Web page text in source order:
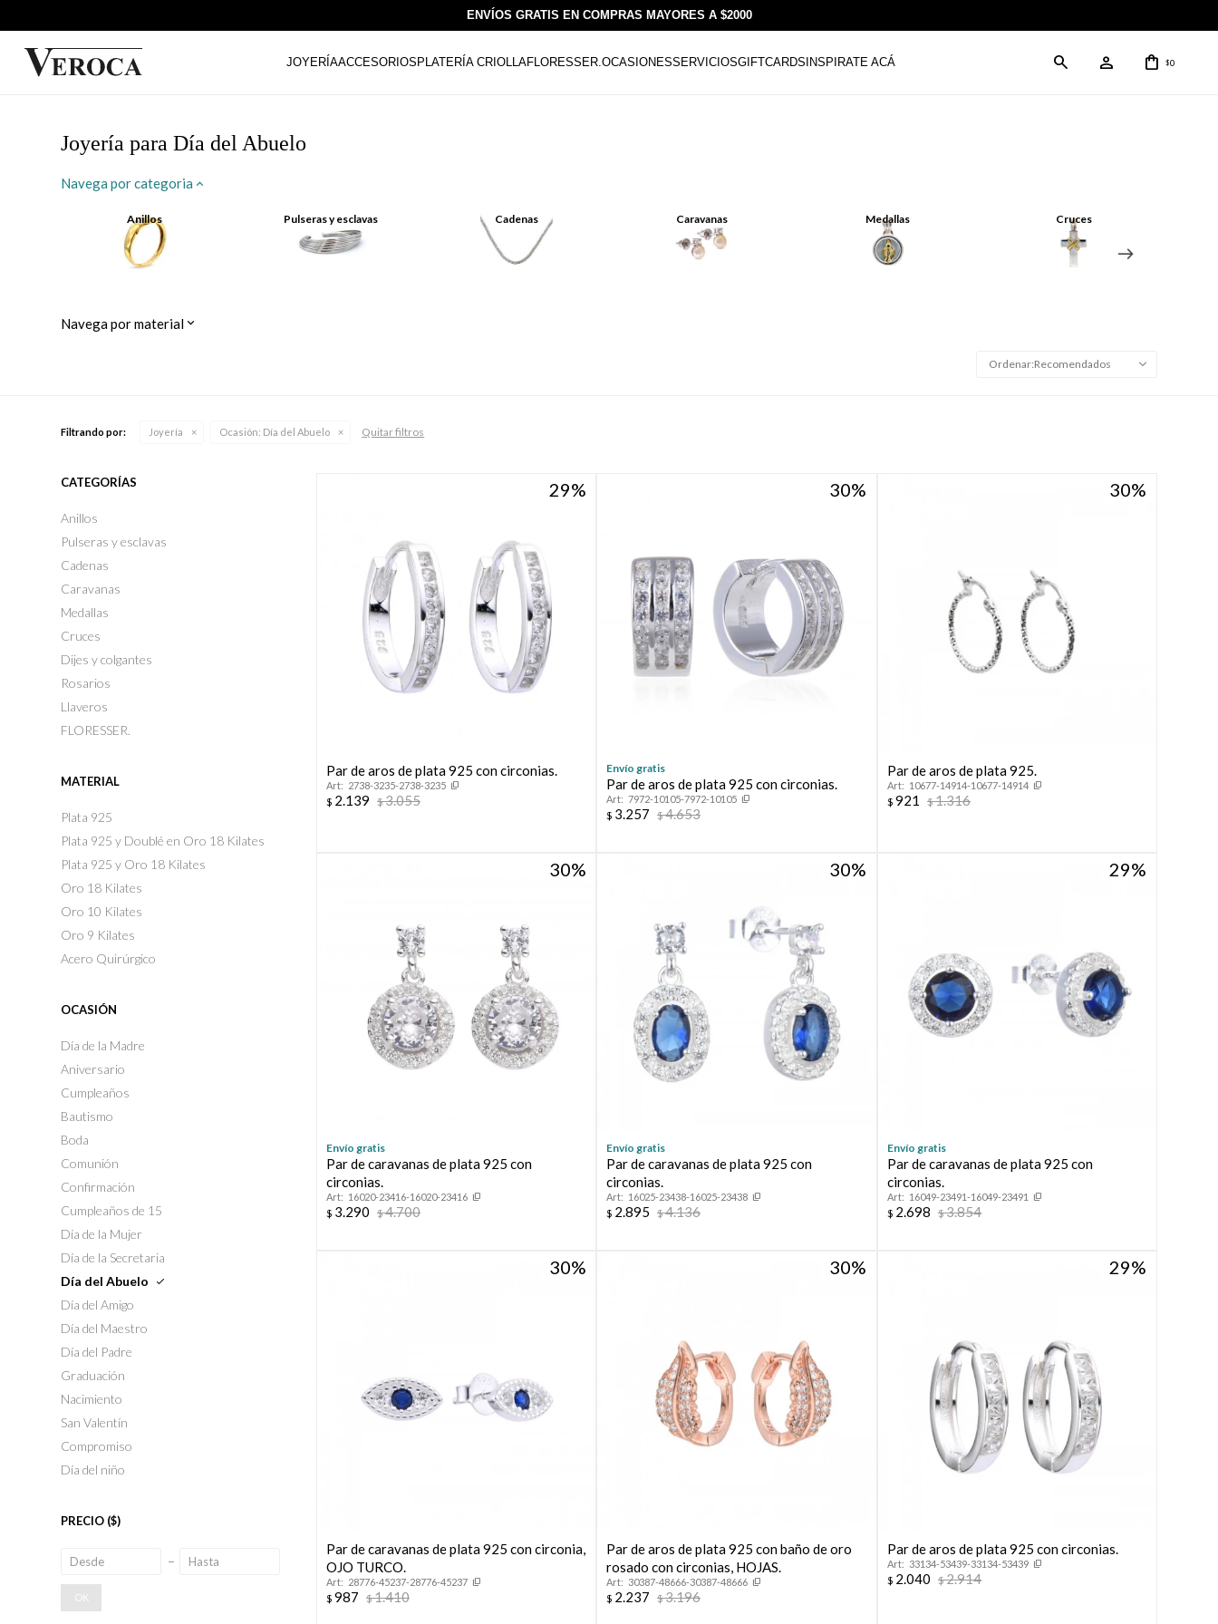
ENVÍOS GRATIS EN COMPRAS MAYORES A $2000
JOYERÍAACCESORIOS PLATERÍA CRIOLLAFLORESSER.OCASIONESSERVICIOSGIFTCARDS INSPIRATE ACÁ $0
Joyería para Día del Abuelo
Navega por categoria
Anillos Pulseras y esclavas Cadenas Caravanas Medallas Cruces
Navega por material
Recomendados
Filtrando por: Joyería Ocasión: Día del Abuelo Quitar filtros
29
Par de aros de plata 925 con circonias.
2738-3235-2738-3235
$ 2.139 $3.055
30
Envío gratis
Par de aros de plata 925 con circonias.
7972-10105-7972-10105
$ 3.257 $4.653
30
Par de aros de plata 925.
10677-14914-10677-14914
$ 921 $1.316
30
Envío gratis
Par de caravanas de plata 925 con
circonias.
16020-23416-16020-23416
$ 3.290 $4.700
30
Envío gratis
Par de caravanas de plata 925 con
circonias.
16025-23438-16025-23438
$ 2.895 $4.136
29
Envío gratis
Par de caravanas de plata 925 con
circonias.
16049-23491-16049-23491
$ 2.698 $3.854
30
Par de caravanas de plata 925 con circonia,
OJO TURCO.
28776-45237-28776-45237
$ 987 $1.410
30
Par de aros de plata 925 con baño de oro
rosado con circonias, HOJAS.
30387-48666-30387-48666
$ 2.237 $3.196
29
Par de aros de plata 925 con circonias.
33134-53439-33134-53439
$ 2.040 $2.914
CATEGORÍAS
Anillos
Pulseras y esclavas
Cadenas
Caravanas
Medallas
Cruces
Dijes y colgantes
Rosarios
Llaveros
FLORESSER.
MATERIAL
Plata 925
Plata 925 y Doublé en Oro 18 Kilates
Plata 925 y Oro 18 Kilates
Oro 18 Kilates
Oro 10 Kilates
Oro 9 Kilates
Acero Quirúrgico
OCASIÓN
Día de la Madre
Aniversario
Cumpleaños
Bautismo
Boda
Comunión
Confirmación
Cumpleaños de 15
Día de la Mujer
Día de la Secretaria
Día del Abuelo
Día del Amigo
Día del Maestro
Día del Padre
Graduación
Nacimiento
San Valentín
Compromiso
Día del niño
PRECIO ($)
OK